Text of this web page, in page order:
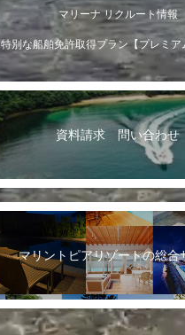
マリーナ リクルート情報
特別な船舶免許取得プラン【プレミア
資料請求 問い合わせ
マリントピアリゾートの総合